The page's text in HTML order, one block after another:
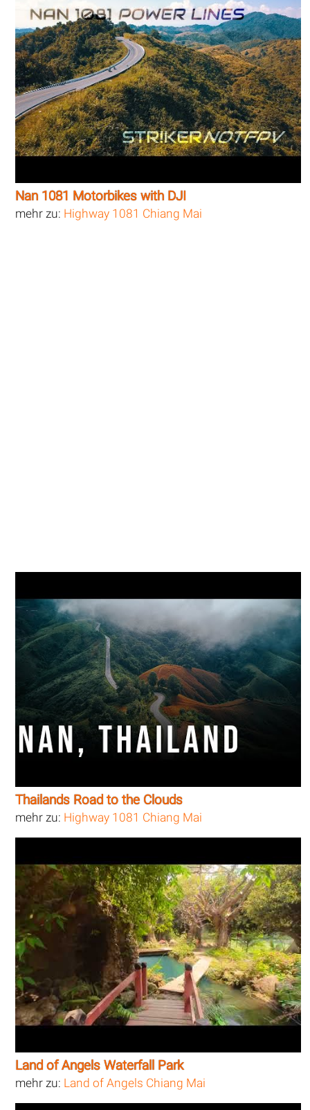
Nan 1081 Motorbikes with DJI
mehr zu: Highway 1081 Chiang Mai
Thailands Road to the Clouds
mehr zu: Highway 1081 Chiang Mai
Land of Angels Waterfall Park
mehr zu: Land of Angels Chiang Mai